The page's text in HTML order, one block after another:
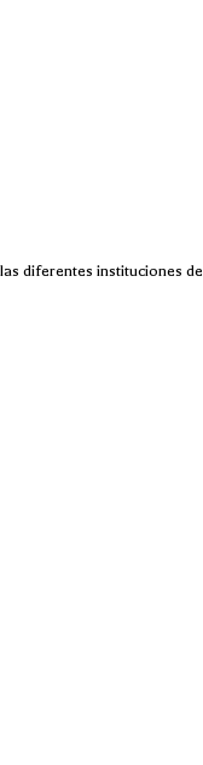
diferentes instituciones de